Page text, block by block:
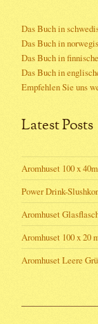
Das Buch in
Das Buch in
Das Buch in
Das Buch in
Empfehlen Sie uns
Latest Posts
Aromhuset 100 x
Power Drink-
Aromhuset
Aromhuset 100 x 20
Aromhuset Leere